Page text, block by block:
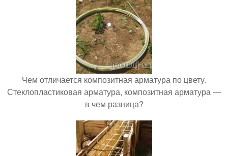
Чем отличается композитная арматура по цвету.
Стеклопластиковая арматура, композитная арматура —
в чем разница?